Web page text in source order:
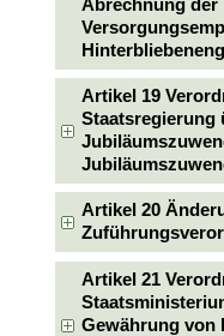
Abrechnung der
Artikel 19
Staatsregierung
Artikel 20
Artikel 21
Gewährung von